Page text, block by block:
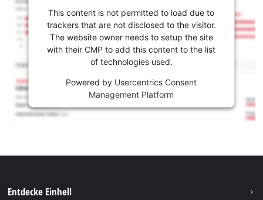
This content is not permitted to load due to
trackers that are not disclosed to the visitor.
The website owner needs to setup the site
with their CMP to add this content to the list
of technologies used.
Powered by Usercentrics Consent
Management Platform
Entdecke Einhell